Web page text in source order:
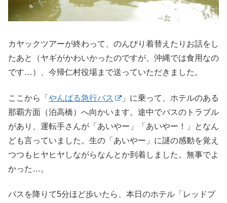
カヤックツアーが終わって、のんびり着替えたりお話をし
たあと（ヤギがかわいかったのですが、沖縄では食用なの
です…）、今帰仁村役場まで送っていただきました。
ここから「 やんばる急行バス
」に乗って、ホテルのある
那覇方面（泊高橋）へ向かいます。途中でバスのトラブル
があり、運転手さんが「あいやー」「あいやー！」となん
ども言っていました。生の「あいやー」に謎の感動を覚え
つつもヒヤヒヤしながらなんとか到着しました。無事でよ
かった…。
バスを降りて5分ほど歩いたら、本日のホテル「レッドプ